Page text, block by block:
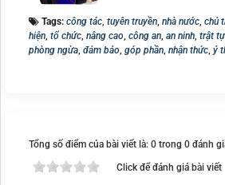
Tags: công tác, tuyên truyền, nhà nước, chủ
hiện, tổ chức, nâng cao, công an, an ninh, trật tự
phòng ngừa, đảm bảo, góp phần, nhận thức, ý
Tổng số điểm của bài viết là: 0 trong 0 đánh
Click để đánh giá bài viết